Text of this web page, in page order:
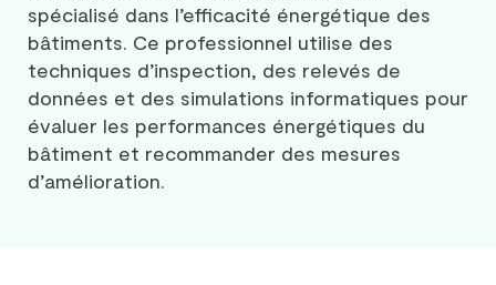
spécialisé dans l’efficacité énergétique des
bâtiments. Ce professionnel utilise des
techniques d’inspection, des relevés de
données et des simulations informatiques pour
évaluer les performances énergétiques du
bâtiment et recommander des mesures
d’amélioration.